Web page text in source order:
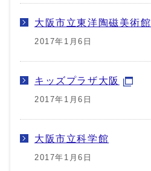
大阪市立東洋陶磁美術館
2017年1月6日
キッズプラザ大阪
2017年1月6日
大阪市立科学館
2017年1月6日